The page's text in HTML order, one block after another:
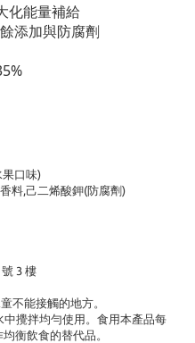
化能量補給
添加與防腐劑
果口味)
料, 己二烯酸鉀(防腐劑)
3 樓
不能接觸的地方。
中攪拌均勻使用。食用本產品每
均衡飲食的替代品。